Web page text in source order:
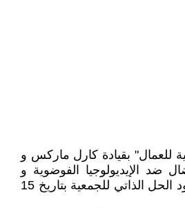
للعمال" بقيادة كارل ماركس و
ضد الإيديولوجيا الفوضوية و
أنصارها، و ذلك إلى حدود الحل الذاتي للجمعية بتاريخ 15